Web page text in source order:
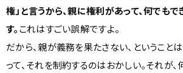
権」と言うから、親に権利があって、何でもで
す。これはすごい誤解ですよ。
だから、親が義務を果たさない、ということ
って、それを制約するのはおかしい。それが